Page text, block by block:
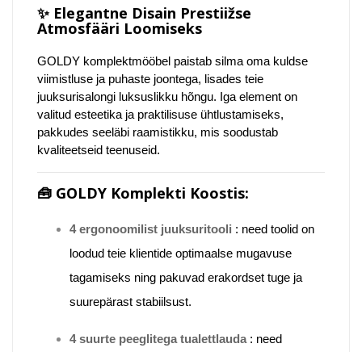
✨ Elegantne Disain Prestiižse
Atmosfääri Loomiseks
GOLDY komplektmööbel paistab silma oma kuldse
viimistluse ja puhaste joontega, lisades teie
juuksurisalongi luksuslikku hõngu. Iga element on
valitud esteetika ja praktilisuse ühtlustamiseks,
pakkudes seeläbi raamistikku, mis soodustab
kvaliteetseid teenuseid.
🧰 GOLDY Komplekti Koostis:
4 ergonoomilist juuksuritooli : need toolid on
loodud teie klientide optimaalse mugavuse
tagamiseks ning pakuvad erakordset tuge ja
suurepärast stabiilsust.
4 suurte peeglitega tualettlauda : need